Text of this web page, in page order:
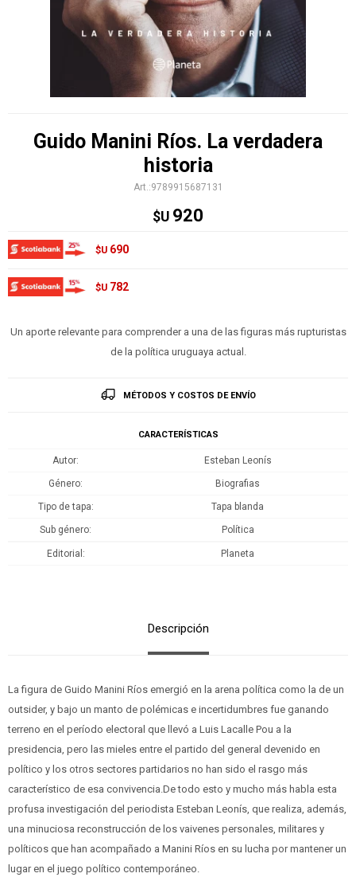
Guido Manini Ríos. La verdadera
historia
9789915687131
$U 920
$U 690
$U 782
Un aporte relevante para comprender a una de las figuras más rupturistas
de la política uruguaya actual.
MÉTODOS Y COSTOS DE ENVÍO
CARACTERÍSTICAS
Autor Esteban Leonís
Género Biografias
Tipo de tapa Tapa blanda
Sub género Política
Editorial Planeta
Descripción
La figura de Guido Manini Ríos emergió en la arena política como la de un
outsider, y bajo un manto de polémicas e incertidumbres fue ganando
terreno en el período electoral que llevó a Luis Lacalle Pou a la
presidencia, pero las mieles entre el partido del general devenido en
político y los otros sectores partidarios no han sido el rasgo más
característico de esa convivencia.De todo esto y mucho más habla esta
profusa investigación del periodista Esteban Leonís, que realiza, además,
una minuciosa reconstrucción de los vaivenes personales, militares y
políticos que han acompañado a Manini Ríos en su lucha por mantener un
lugar en el juego político contemporáneo.